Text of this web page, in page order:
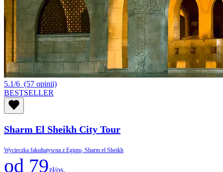
5.1/6 (57 opinii)
BESTSELLER
Sharm El Sheikh City Tour
Wycieczka fakultatywna z Egiptu, Sharm el Sheikh
od 79zł/os.